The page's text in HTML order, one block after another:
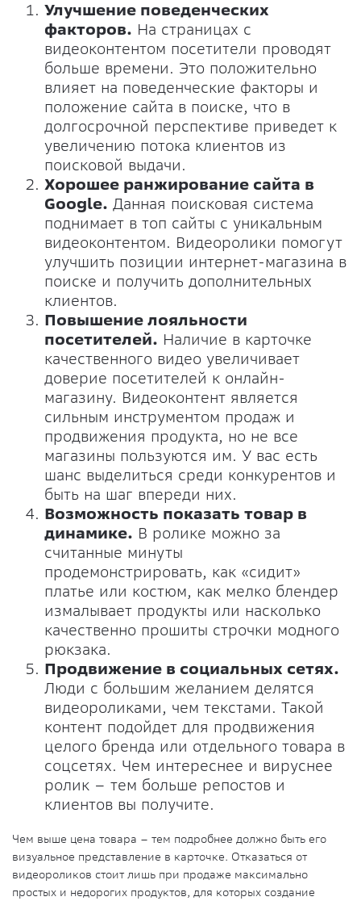
Улучшение поведенческих
факторов. На страницах с
видеоконтентом посетители проводят
больше времени. Это положительно
влияет на поведенческие факторы и
положение сайта в поиске, что в
долгосрочной перспективе приведет к
увеличению потока клиентов из
поисковой выдачи.
Хорошее ранжирование сайта в
Google. Данная поисковая система
поднимает в топ сайты с уникальным
видеоконтентом. Видеоролики помогут
улучшить позиции интернет-магазина в
поиске и получить дополнительных
клиентов.
Повышение лояльности
посетителей. Наличие в карточке
качественного видео увеличивает
доверие посетителей к онлайн-
магазину. Видеоконтент является
сильным инструментом продаж и
продвижения продукта, но не все
магазины пользуются им. У вас есть
шанс выделиться среди конкурентов и
быть на шаг впереди них.
Возможность показать товар в
динамике. В ролике можно за
считанные минуты
продемонстрировать, как «сидит»
платье или костюм, как мелко блендер
измалывает продукты или насколько
качественно прошиты строчки модного
рюкзака.
Продвижение в социальных сетях.
Люди с большим желанием делятся
видеороликами, чем текстами. Такой
контент подойдет для продвижения
целого бренда или отдельного товара в
соцсетях. Чем интереснее и вируснее
ролик – тем больше репостов и
клиентов вы получите.
Чем выше цена товара – тем подробнее должно быть его
визуальное представление в карточке. Отказаться от
видеороликов стоит лишь при продаже максимально
простых и недорогих продуктов, для которых создание